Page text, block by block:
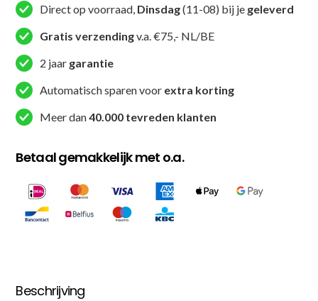
Geel
aantal
Direct op voorraad, Dinsdag(11-08) bij je geleverd
Gratis verzendingv.a. €75,- NL/BE
2 jaar garantie
Automatisch sparen voor extra korting
Meer dan40.000 tevreden klanten
Betaal gemakkelijk met o.a.
Beschrijving